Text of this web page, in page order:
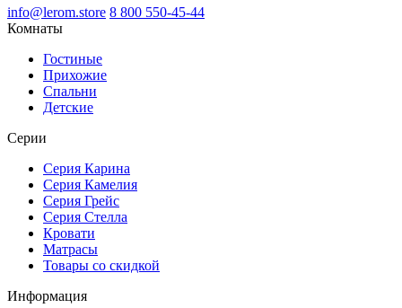
info@lerom.store 8 800 550-45-44
Комнаты
Гостиные
Прихожие
Спальни
Детские
Серии
Серия Карина
Серия Камелия
Серия Грейс
Серия Стелла
Кровати
Матрасы
Товары со скидкой
Информация